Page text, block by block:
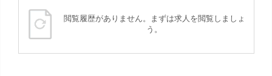
閲覧履歴がありません。まずは求人を閲覧しましょ
う。